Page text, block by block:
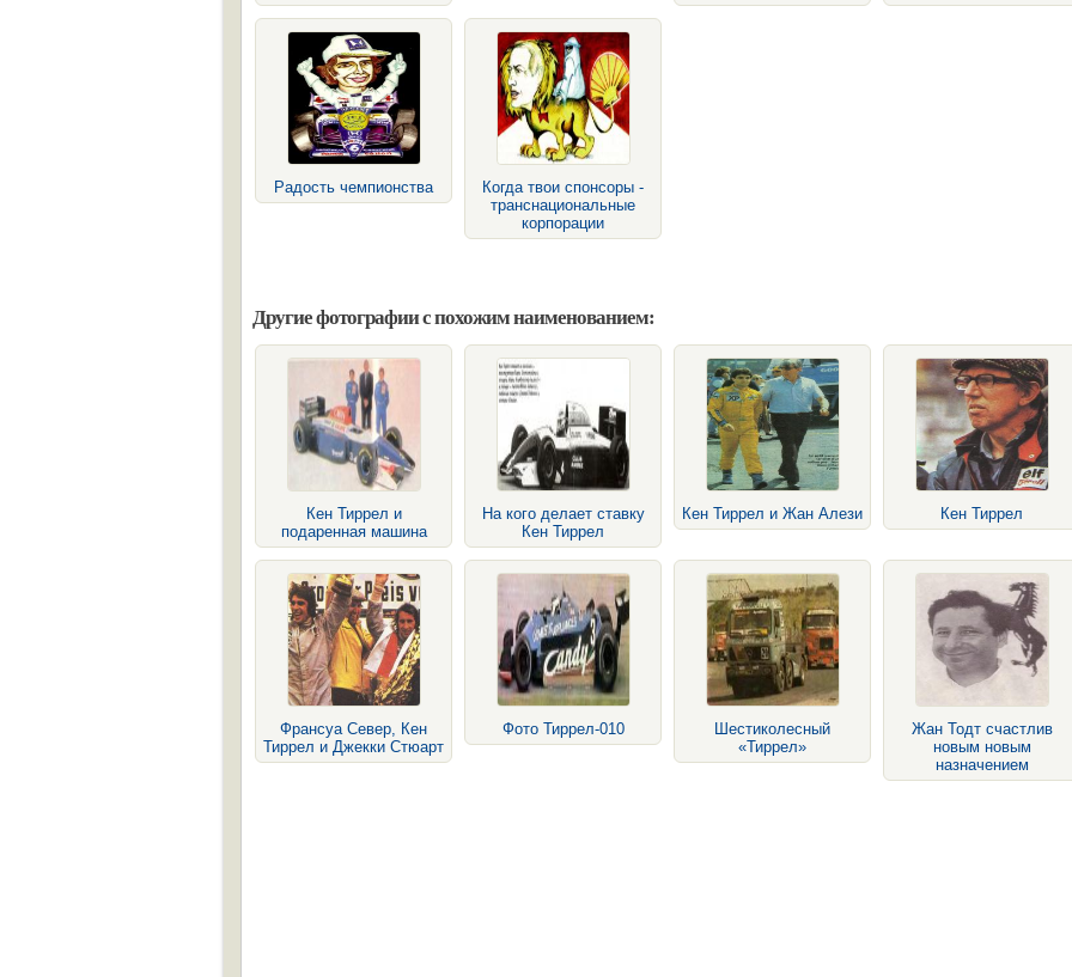
Радость чемпионства
Когда твои спонсоры -
транснациональные
корпорации
Другие фотографии с похожим наименованием:
Кен Тиррел и
подаренная машина
На кого делает ставку
Кен Тиррел
Кен Тиррел и Жан Алези Кен Тиррел
Франсуа Север, Кен
Тиррел и Джекки Стюарт
Фото Тиррел-010
Шестиколесный
«Тиррел»
Жан Тодт счастлив
новым новым
назначением